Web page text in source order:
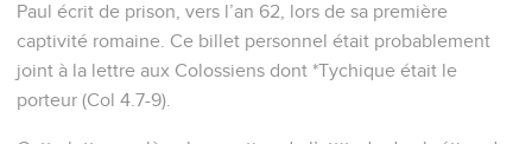
Paul écrit de prison, vers l’an 62, lors de sa première
captivité romaine. Ce billet personnel était probablement
joint à la lettre aux Colossiens dont *Tychique était le
porteur (Col 4.7-9).